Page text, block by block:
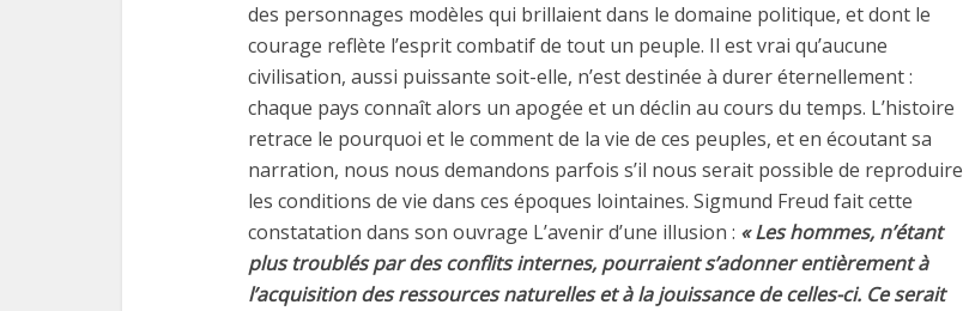
des personnages modèles qui brillaient dans le domaine politique, et dont le
courage reflète l’esprit combatif de tout un peuple. Il est vrai qu’aucune
civilisation, aussi puissante soit-elle, n’est destinée à durer éternellement :
chaque pays connaît alors un apogée et un déclin au cours du temps. L’histoire
retrace le pourquoi et le comment de la vie de ces peuples, et en écoutant sa
narration, nous nous demandons parfois s’il nous serait possible de reproduire
les conditions de vie dans ces époques lointaines. Sigmund Freud fait cette
constatation dans son ouvrage L’avenir d’une illusion : « Les hommes, n’étant
plus troublés par des conflits internes, pourraient s’adonner entièrement à
l’acquisition des ressources naturelles et à la jouissance de celles-ci. Ce serait